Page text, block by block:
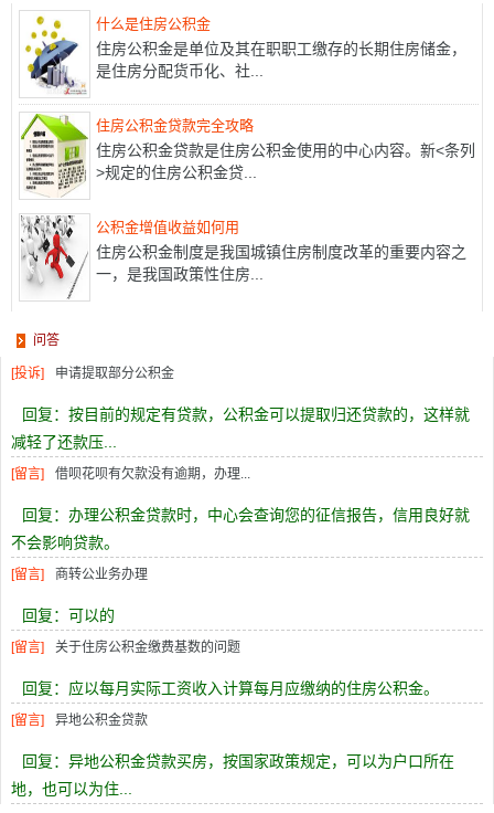
什么是住房公积金
住房公积金是单位及其在职职工缴存的长期住房储金，
是住房分配货币化、社...
住房公积金贷款完全攻略
住房公积金贷款是住房公积金使用的中心内容。新<条列
>规定的住房公积金贷...
公积金增值收益如何用
住房公积金制度是我国城镇住房制度改革的重要内容之
一，是我国政策性住房...
问答
[投诉] 申请提取部分公积金
回复：按目前的规定有贷款，公积金可以提取归还贷款的，这样就
减轻了还款压...
[留言] 借呗花呗有欠款没有逾期，办理...
回复：办理公积金贷款时，中心会查询您的征信报告，信用良好就
不会影响贷款。
[留言] 商转公业务办理
回复：可以的
[留言] 关于住房公积金缴费基数的问题
回复：应以每月实际工资收入计算每月应缴纳的住房公积金。
[留言] 异地公积金贷款
回复：异地公积金贷款买房，按国家政策规定，可以为户口所在
地，也可以为住...